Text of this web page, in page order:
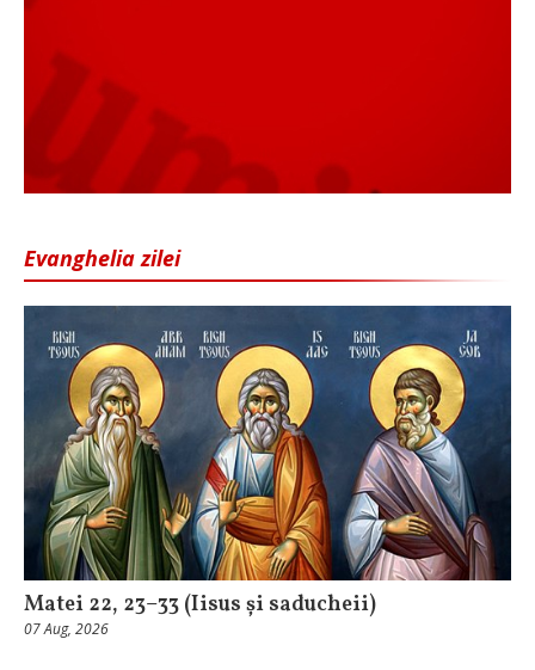
Evanghelia zilei
Matei 22, 23–33 (Iisus și saducheii)
07 Aug, 2026